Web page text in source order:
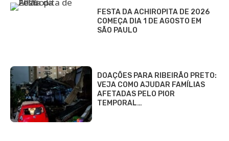
FESTA DA ACHIROPITA DE 2026
COMEÇA DIA 1 DE AGOSTO EM
SÃO PAULO
DOAÇÕES PARA RIBEIRÃO PRETO:
VEJA COMO AJUDAR FAMÍLIAS
AFETADAS PELO PIOR
TEMPORAL…